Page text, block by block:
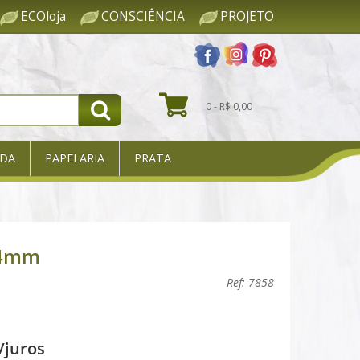
ECOloja CONSCIÊNCIA PROJETO
0 - R$ 0,00
PAPELARIA PRATA
Ref: 7858